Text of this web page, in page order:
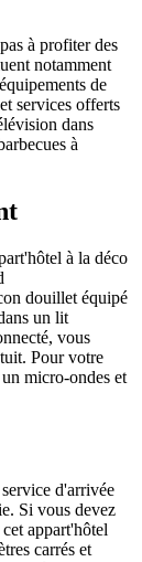
à profiter des
notamment
de
services offerts
dans
à
à la déco
douillet équipé
un lit
vous
Pour votre
micro-ondes et
d'arrivée
Si vous devez
appart'hôtel
carrés et